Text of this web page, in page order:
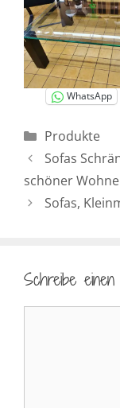
WhatsApp
Kategorien
Produkte
Sofas
schöner
Sofas,
Schreibe einen